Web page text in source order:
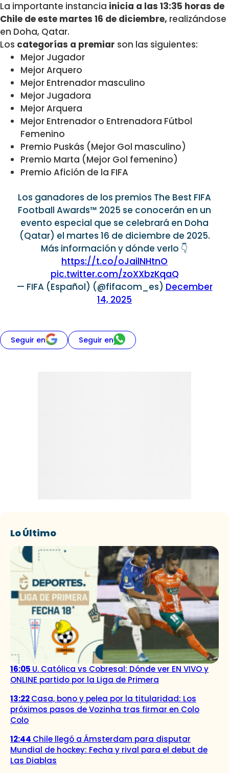
La importante instancia inicia a las 13:35 horas de
Chile de este martes 16 de diciembre, realizándose
en Doha, Qatar.
Los categorías a premiar son las siguientes:
Mejor Jugador
Mejor Arquero
Mejor Entrenador masculino
Mejor Jugadora
Mejor Arquera
Mejor Entrenador o Entrenadora Fútbol
Femenino
Premio Puskás (Mejor Gol masculino)
Premio Marta (Mejor Gol femenino)
Premio Afición de la FIFA
Los ganadores de los premios The Best FIFA
Football Awards™ 2025 se conocerán en un
evento especial que se celebrará en Doha
(Qatar) el martes 16 de diciembre de 2025.
Más información y dónde verlo 👇
https://t.co/oJailNHtnO
pic.twitter.com/zoXXbzKqaQ
— FIFA (Español) (@fifacom_es) December
14, 2025
Seguir en Seguir en
Lo Último
16:05 U. Católica vs Cobresal: Dónde ver EN VIVO y
ONLINE partido por la Liga de Primera
13:22Casa, bono y pelea por la titularidad: Los
próximos pasos de Vozinha tras firmar en Colo
Colo
12:44 Chile llegó a Ámsterdam para disputar
Mundial de hockey: Fecha y rival para el debut de
Las Diablas